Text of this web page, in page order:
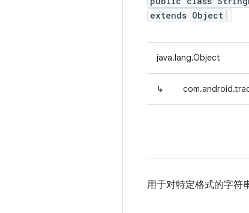
extends Object
java.lang.Object
↳
用于对特定格式的字符